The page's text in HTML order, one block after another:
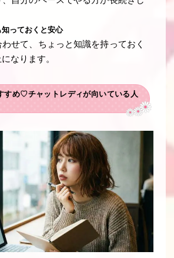
っておくと安心
せて、ちょっと知識を持っておく
なります。
すめ♡チャットレディが向いている人